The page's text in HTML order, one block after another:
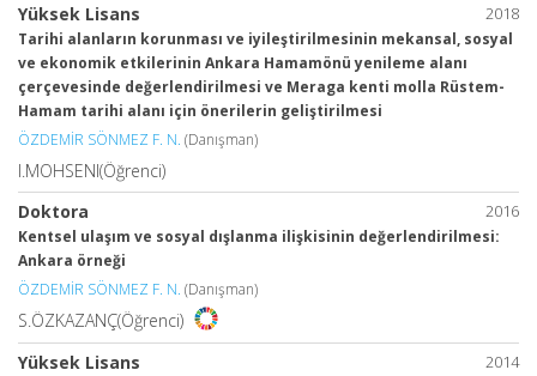
2018
Yüksek Lisans
Tarihi alanların korunması ve iyileştirilmesinin mekansal, sosyal
ve ekonomik etkilerinin Ankara Hamamönü yenileme alanı
çerçevesinde değerlendirilmesi ve Meraga kenti molla Rüstem-
Hamam tarihi alanı için önerilerin geliştirilmesi
ÖZDEMİR SÖNMEZ F. N. (Danışman)
I.MOHSENI(Öğrenci)
2016
Doktora
Kentsel ulaşım ve sosyal dışlanma ilişkisinin değerlendirilmesi:
Ankara örneği
ÖZDEMİR SÖNMEZ F. N. (Danışman)
S.ÖZKAZANÇ(Öğrenci)
2014
Yüksek Lisans